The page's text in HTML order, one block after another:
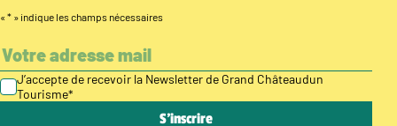
« * » indique les champs nécessaires
J’accepte de recevoir la Newsletter de Grand Châteaudun
Tourisme*